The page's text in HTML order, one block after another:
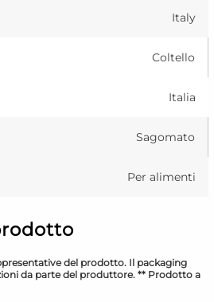
Italy
Coltello
Italia
Sagomato
Per alimenti
del prodotto. Il packaging
da parte del produttore. ** Prodotto a